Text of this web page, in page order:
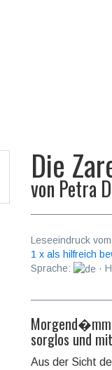
Die
von Petra
Leseeindruck
1 x als hilfreich
Sprache:
·
sorglos und
Aus der Sicht